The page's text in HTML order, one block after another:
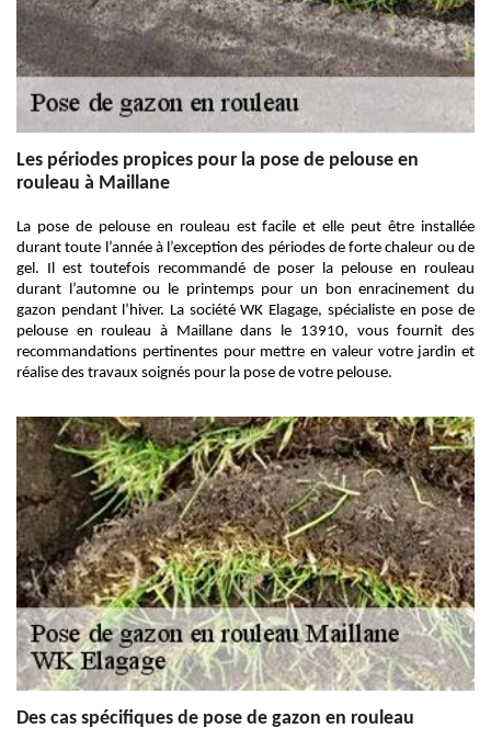
Les périodes propices pour la pose de pelouse en
rouleau à Maillane
La pose de pelouse en rouleau est facile et elle peut être installée
durant toute l’année à l’exception des périodes de forte chaleur ou de
gel. Il est toutefois recommandé de poser la pelouse en rouleau
durant l’automne ou le printemps pour un bon enracinement du
gazon pendant l’hiver. La société WK Elagage, spécialiste en pose de
pelouse en rouleau à Maillane dans le 13910, vous fournit des
recommandations pertinentes pour mettre en valeur votre jardin et
réalise des travaux soignés pour la pose de votre pelouse.
Des cas spécifiques de pose de gazon en rouleau